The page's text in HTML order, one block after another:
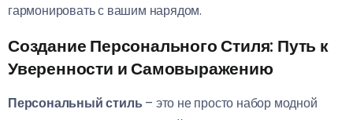
гармонировать с вашим нарядом.
Создание Персонального Стиля: Путь к
Уверенности и Самовыражению
Персональный стиль – это не просто набор модной